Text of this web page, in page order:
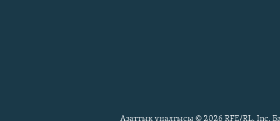
Азаттык үналгысы © 2026 RFE/RL, Inc.